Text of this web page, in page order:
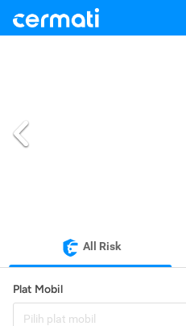
All Risk
Plat Mobil
Pilih plat mobil